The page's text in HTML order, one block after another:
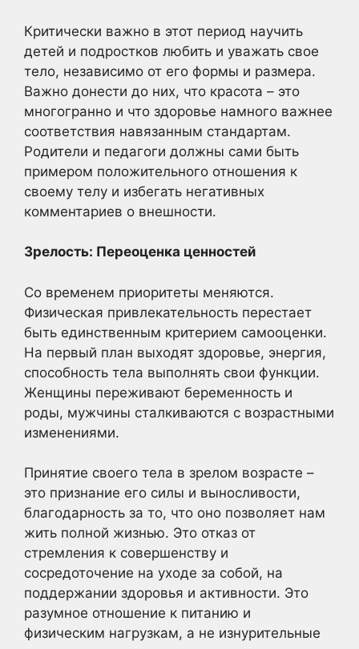
Критически важно в этот период научить
детей и подростков любить и уважать свое
тело, независимо от его формы и размера.
Важно донести до них, что красота – это
многогранно и что здоровье намного важнее
соответствия навязанным стандартам.
Родители и педагоги должны сами быть
примером положительного отношения к
своему телу и избегать негативных
комментариев о внешности.
Зрелость: Переоценка ценностей
Со временем приоритеты меняются.
Физическая привлекательность перестает
быть единственным критерием самооценки.
На первый план выходят здоровье, энергия,
способность тела выполнять свои функции.
Женщины переживают беременность и
роды, мужчины сталкиваются с возрастными
изменениями.
Принятие своего тела в зрелом возрасте –
это признание его силы и выносливости,
благодарность за то, что оно позволяет нам
жить полной жизнью. Это отказ от
стремления к совершенству и
сосредоточение на уходе за собой, на
поддержании здоровья и активности. Это
разумное отношение к питанию и
физическим нагрузкам, а не изнурительные